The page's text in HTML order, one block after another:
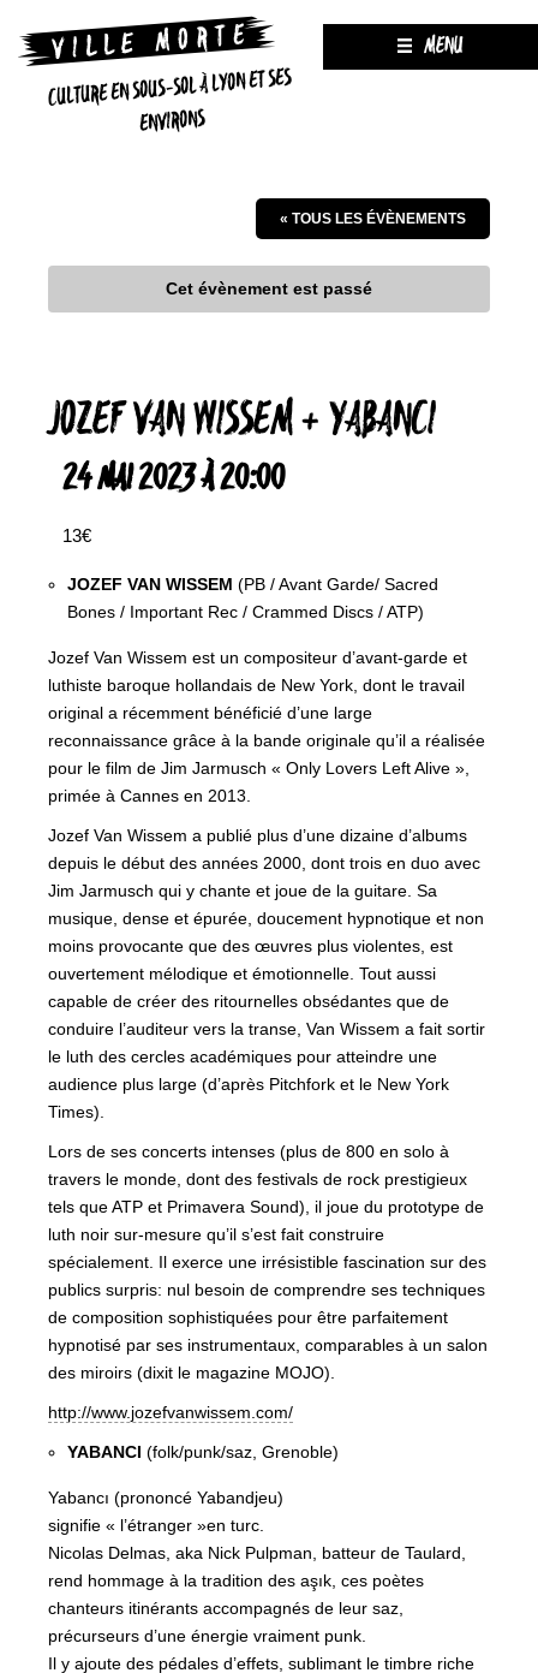
CULTURE EN SOUS-SOL À LYON ET SES
ENVIRONS
MENU
« TOUS LES ÉVÈNEMENTS
Cet évènement est passé
JOZEF VAN WISSEM + YABANCI
24 MAI 2023 À 20:00
13€
JOZEF VAN WISSEM (PB / Avant Garde/ Sacred
Bones / Important Rec / Crammed Discs / ATP)
Jozef Van Wissem est un compositeur d’avant-garde et
luthiste baroque hollandais de New York, dont le travail
original a récemment bénéficié d’une large
reconnaissance grâce à la bande originale qu’il a réalisée
pour le film de Jim Jarmusch « Only Lovers Left Alive »,
primée à Cannes en 2013.
Jozef Van Wissem a publié plus d’une dizaine d’albums
depuis le début des années 2000, dont trois en duo avec
Jim Jarmusch qui y chante et joue de la guitare. Sa
musique, dense et épurée, doucement hypnotique et non
moins provocante que des œuvres plus violentes, est
ouvertement mélodique et émotionnelle. Tout aussi
capable de créer des ritournelles obsédantes que de
conduire l’auditeur vers la transe, Van Wissem a fait sortir
le luth des cercles académiques pour atteindre une
audience plus large (d’après Pitchfork et le New York
Times).
Lors de ses concerts intenses (plus de 800 en solo à
travers le monde, dont des festivals de rock prestigieux
tels que ATP et Primavera Sound), il joue du prototype de
luth noir sur-mesure qu’il s’est fait construire
spécialement. Il exerce une irrésistible fascination sur des
publics surpris: nul besoin de comprendre ses techniques
de composition sophistiquées pour être parfaitement
hypnotisé par ses instrumentaux, comparables à un salon
des miroirs (dixit le magazine MOJO).
http://www.jozefvanwissem.com/
YABANCI (folk/punk/saz, Grenoble)
Yabancı (prononcé Yabandjeu)
signifie « l’étranger »en turc.
Nicolas Delmas, aka Nick Pulpman, batteur de Taulard,
rend hommage à la tradition des aşık, ces poètes
chanteurs itinérants accompagnés de leur saz,
précurseurs d’une énergie vraiment punk.
Il y ajoute des pédales d’effets, sublimant le timbre riche